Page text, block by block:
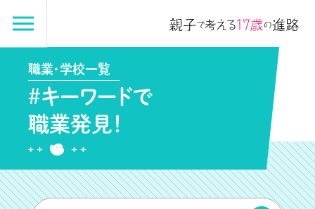
職業・学校一覧
#キーワードで
職業発見！